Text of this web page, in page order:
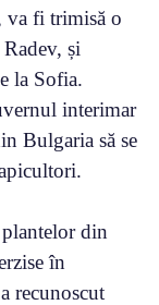
va fi trimisă o
și
la Sofia.
interimar
Bulgaria să se
plantelor din
în
recunoscut